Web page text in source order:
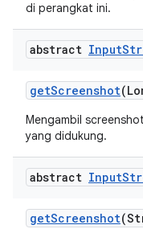
di perangkat ini.
abstract Input
getScreenshot
Mengambil
yang didukung.
abstract Input
getScreenshot